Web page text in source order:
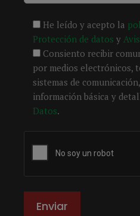
He leído y acepto la
Protección de datos y
Consiento recibir
por medios electrónicos,
sistemas de
información básica y
Datos.